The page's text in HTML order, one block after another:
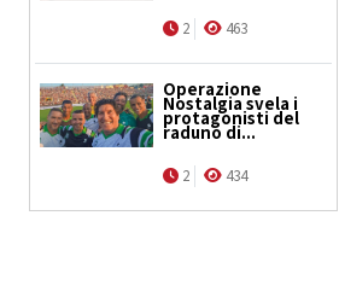
2 463
Operazione
Nostalgia svela i
protagonisti del
raduno di...
2 434